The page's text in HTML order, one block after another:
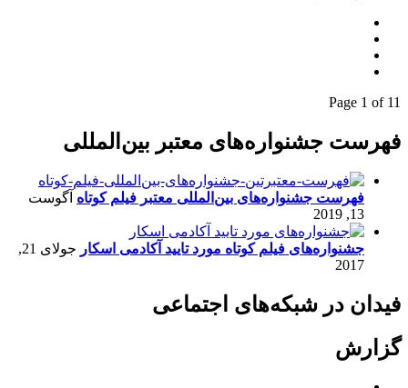
Page 1 of 11
فهرست جشنواره‌های معتبر بین‌المللی
فهرست جشنواره‌های بین‌المللی معتبر فیلم کوتاه آگوست
13, 2019
جشنواره‌های فیلم کوتاه مورد تایید آکادمی اسکار
جولای 21,
2017
فیدان در شبکه‌های اجتماعی
گزارش